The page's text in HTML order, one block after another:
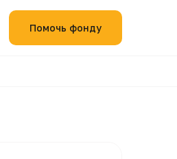
Помочь фонду